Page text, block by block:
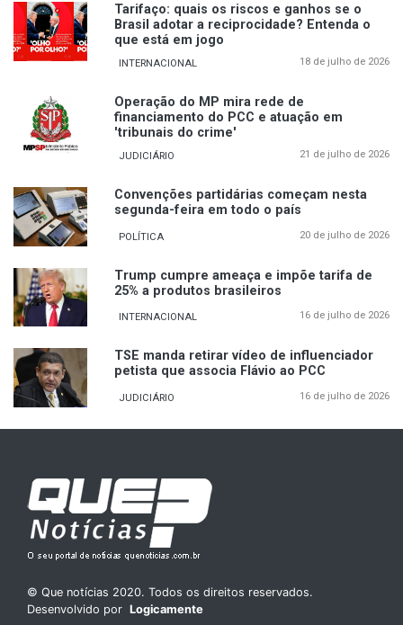
Tarifaço: quais os riscos e ganhos se o
Brasil adotar a reciprocidade? Entenda o
que está em jogo
INTERNACIONAL 18 de julho de 2026
Operação do MP mira rede de
financiamento do PCC e atuação em
'tribunais do crime'
JUDICIÁRIO 21 de julho de 2026
Convenções partidárias começam nesta
segunda-feira em todo o país
POLÍTICA 20 de julho de 2026
Trump cumpre ameaça e impõe tarifa de
25% a produtos brasileiros
INTERNACIONAL 16 de julho de 2026
TSE manda retirar vídeo de influenciador
petista que associa Flávio ao PCC
JUDICIÁRIO 16 de julho de 2026
© Que notícias 2020. Todos os direitos reservados.
Desenvolvido por Logicamente